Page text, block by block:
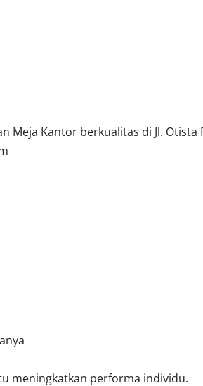
Kantor berkualitas di Jl. Otista
meningkatkan performa individu.